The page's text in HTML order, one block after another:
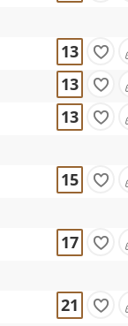
13
13
13
15
17
21